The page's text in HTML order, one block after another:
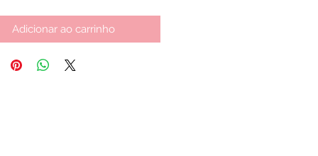
Adicionar ao carrinho